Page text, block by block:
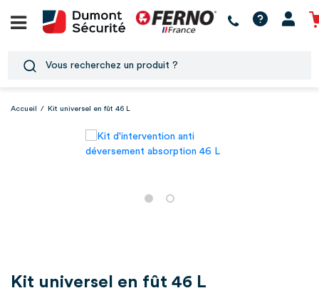
Accueil / Kit universel en fût 46 L
Kit universel en fût 46 L